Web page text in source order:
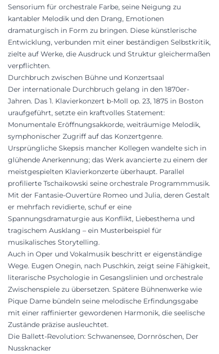
Sensorium für orchestrale Farbe, seine Neigung zu
kantabler Melodik und den Drang, Emotionen
dramaturgisch in Form zu bringen. Diese künstlerische
Entwicklung, verbunden mit einer beständigen Selbstkritik,
zielte auf Werke, die Ausdruck und Struktur gleichermaßen
verpflichten.
Durchbruch zwischen Bühne und Konzertsaal
Der internationale Durchbruch gelang in den 1870er-
Jahren. Das 1. Klavierkonzert b-Moll op. 23, 1875 in Boston
uraufgeführt, setzte ein kraftvolles Statement:
Monumentale Eröffnungsakkorde, weiträumige Melodik,
symphonischer Zugriff auf das Konzertgenre.
Ursprüngliche Skepsis mancher Kollegen wandelte sich in
glühende Anerkennung; das Werk avancierte zu einem der
meistgespielten Klavierkonzerte überhaupt. Parallel
profilierte Tschaikowski seine orchestrale Programmmusik.
Mit der Fantasie-Ouvertüre Romeo und Julia, deren Gestalt
er mehrfach revidierte, schuf er eine
Spannungsdramaturgie aus Konflikt, Liebesthema und
tragischem Ausklang – ein Musterbeispiel für
musikalisches Storytelling.
Auch in Oper und Vokalmusik beschritt er eigenständige
Wege. Eugen Onegin, nach Puschkin, zeigt seine Fähigkeit,
literarische Psychologie in Gesangslinien und orchestrale
Zwischenspiele zu übersetzen. Spätere Bühnenwerke wie
Pique Dame bündeln seine melodische Erfindungsgabe
mit einer raffinierter gewordenen Harmonik, die seelische
Zustände präzise ausleuchtet.
Die Ballett-Revolution: Schwanensee, Dornröschen, Der
Nussknacker